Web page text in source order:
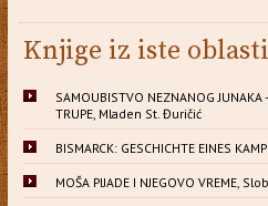
Knjige iz iste
SAMOUBISTVO NEZNANOG JUNAKA
TRUPE, Mladen St. Đuričić
BISMARCK: GESCHICHTE EINES
MOŠA PIJADE I NJEGOVO VREME,